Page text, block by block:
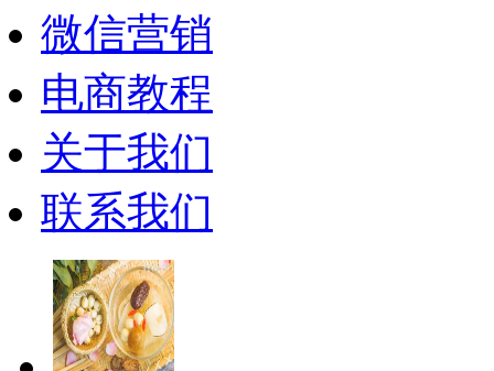
微信营销
电商教程
关于我们
联系我们